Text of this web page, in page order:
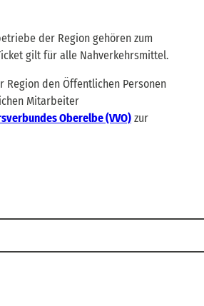
der Region gehören zum
gilt für alle Nahverkehrsmittel.
den Öffentlichen Personen
Mitarbeiter
Oberelbe (VVO) zur